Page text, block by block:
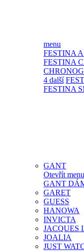
menu
FESTINA
FESTINA
4 další
FESTINA
GANT
Otevřít menu
GANT
GARET
GUESS
HANOWA
INVICTA
JACQUES
JOALIA
JUST